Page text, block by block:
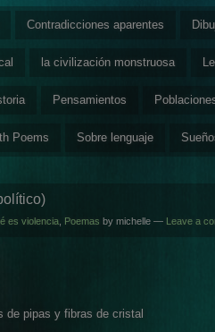
Contradicciones aparentes
la civilización monstruosa
Pensamientos
Poems Sobre lenguaje
es violencia Poemas by michelle — Leave a
de pipas y fibras de cristal